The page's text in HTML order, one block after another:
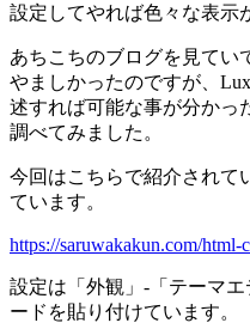
設定してやれば色々な表示
あちこちのブログを見てい
やましかったのですが、
述すれば可能な事が分かっ
調べてみました。
今回はこちらで紹介されて
ています。
https://saruwakakun.com/html-
設定は「外観」-「テーマエ
ードを貼り付けています。